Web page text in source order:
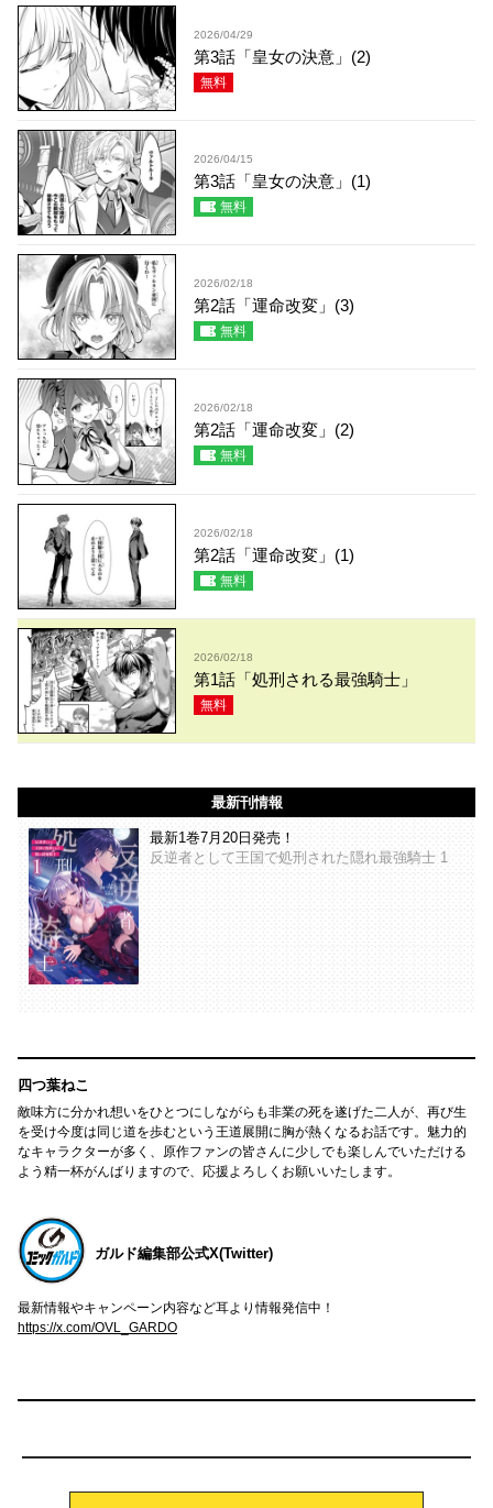
2026/04/29
第3話「皇女の決意」(2)
無料
2026/04/15
第3話「皇女の決意」(1)
無料
2026/02/18
第2話「運命改変」(3)
無料
2026/02/18
第2話「運命改変」(2)
無料
2026/02/18
第2話「運命改変」(1)
無料
2026/02/18
第1話「処刑される最強騎士」
無料
最新刊情報
最新1巻7月20日発売！
反逆者として王国で処刑された隠れ最強騎士 1
四つ葉ねこ
敵味方に分かれ想いをひとつにしながらも非業の死を遂げた二人が、再び生
を受け今度は同じ道を歩むという王道展開に胸が熱くなるお話です。魅力的
なキャラクターが多く、原作ファンの皆さんに少しでも楽しんでいただける
よう精一杯がんばりますので、応援よろしくお願いいたします。
ガルド編集部公式X(Twitter)
最新情報やキャンペーン内容など耳より情報発信中！
https://x.com/OVL_GARDO